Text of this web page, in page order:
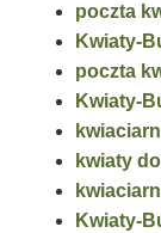
poczta
Kwiaty-
poczta
Kwiaty-
kwiaty
Kwiaty-